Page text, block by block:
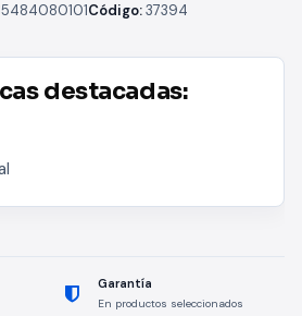
Código:37394
destacadas:
Garantía
En productos seleccionados